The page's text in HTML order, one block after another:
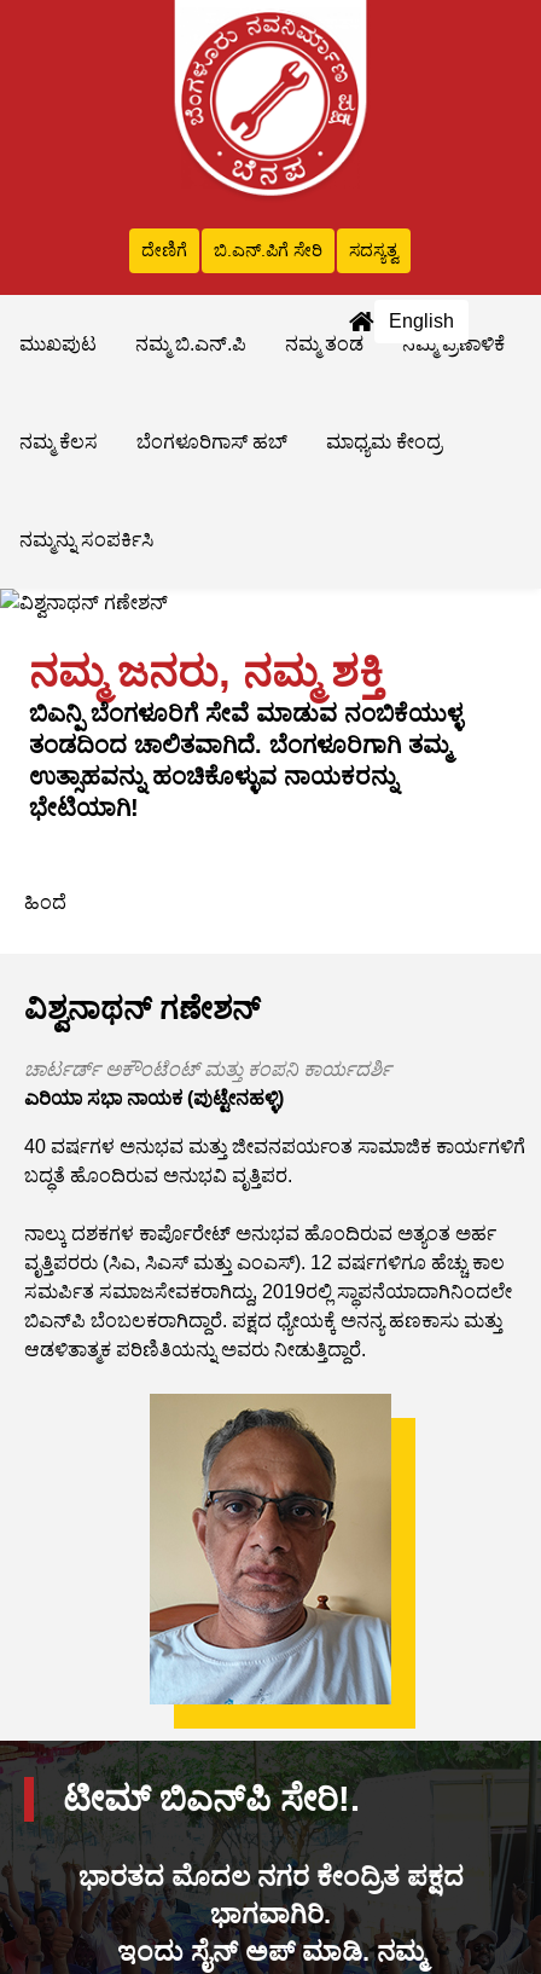
ದೇಣಿಗೆ ಬಿ.ಎನ್‌.ಪಿಗೆ ಸೇರಿ ಸದಸ್ಯತ್ವ
English
ಮುಖಪುಟ
ನಮ್ಮ ಬಿ.ಎನ್.ಪಿ ನಮ್ಮ ತಂಡ ನಮ್ಮ ಪ್ರಣಾಳಿಕೆ
ನಮ್ಮ ಕೆಲಸ ಬೆಂಗಳೂರಿಗಾಸ್ ಹಬ್ ಮಾಧ್ಯಮ ಕೇಂದ್ರ
ನಮ್ಮನ್ನು ಸಂಪರ್ಕಿಸಿ
ನಮ್ಮ ಜನರು, ನಮ್ಮ ಶಕ್ತಿ
ಬಿಎನ್ಪಿ ಬೆಂಗಳೂರಿಗೆ ಸೇವೆ ಮಾಡುವ ನಂಬಿಕೆಯುಳ್ಳ
ತಂಡದಿಂದ ಚಾಲಿತವಾಗಿದೆ. ಬೆಂಗಳೂರಿಗಾಗಿ ತಮ್ಮ
ಉತ್ಸಾಹವನ್ನು ಹಂಚಿಕೊಳ್ಳುವ ನಾಯಕರನ್ನು
ಭೇಟಿಯಾಗಿ!
ಹಿಂದೆ
ವಿಶ್ವನಾಥನ್ ಗಣೇಶನ್
ಚಾರ್ಟರ್ಡ್ ಅಕೌಂಟೆಂಟ್ ಮತ್ತು ಕಂಪನಿ ಕಾರ್ಯದರ್ಶಿ
ಎರಿಯಾ ಸಭಾ ನಾಯಕ (ಪುಟ್ಟೇನಹಳ್ಳಿ)
40 ವರ್ಷಗಳ ಅನುಭವ ಮತ್ತು ಜೀವನಪರ್ಯಂತ ಸಾಮಾಜಿಕ ಕಾರ್ಯಗಳಿಗೆ
ಬದ್ಧತೆ ಹೊಂದಿರುವ ಅನುಭವಿ ವೃತ್ತಿಪರ.
ನಾಲ್ಕು ದಶಕಗಳ ಕಾರ್ಪೊರೇಟ್ ಅನುಭವ ಹೊಂದಿರುವ ಅತ್ಯಂತ ಅರ್ಹ
ವೃತ್ತಿಪರರು (ಸಿಎ, ಸಿಎಸ್ ಮತ್ತು ಎಂಎಸ್). 12 ವರ್ಷಗಳಿಗೂ ಹೆಚ್ಚು ಕಾಲ
ಸಮರ್ಪಿತ ಸಮಾಜಸೇವಕರಾಗಿದ್ದು, 2019ರಲ್ಲಿ ಸ್ಥಾಪನೆಯಾದಾಗಿನಿಂದಲೇ
ಬಿಎನ್‌ಪಿ ಬೆಂಬಲಕರಾಗಿದ್ದಾರೆ. ಪಕ್ಷದ ಧ್ಯೇಯಕ್ಕೆ ಅನನ್ಯ ಹಣಕಾಸು ಮತ್ತು
ಆಡಳಿತಾತ್ಮಕ ಪರಿಣಿತಿಯನ್ನು ಅವರು ನೀಡುತ್ತಿದ್ದಾರೆ.
ಟೀಮ್ ಬಿಎನ್‌ಪಿ ಸೇರಿ!.
ಭಾರತದ ಮೊದಲ ನಗರ ಕೇಂದ್ರಿತ ಪಕ್ಷದ
ಭಾಗವಾಗಿರಿ.
ಇಂದು ಸೈನ್ ಅಪ್ ಮಾಡಿ. ನಮ್ಮ